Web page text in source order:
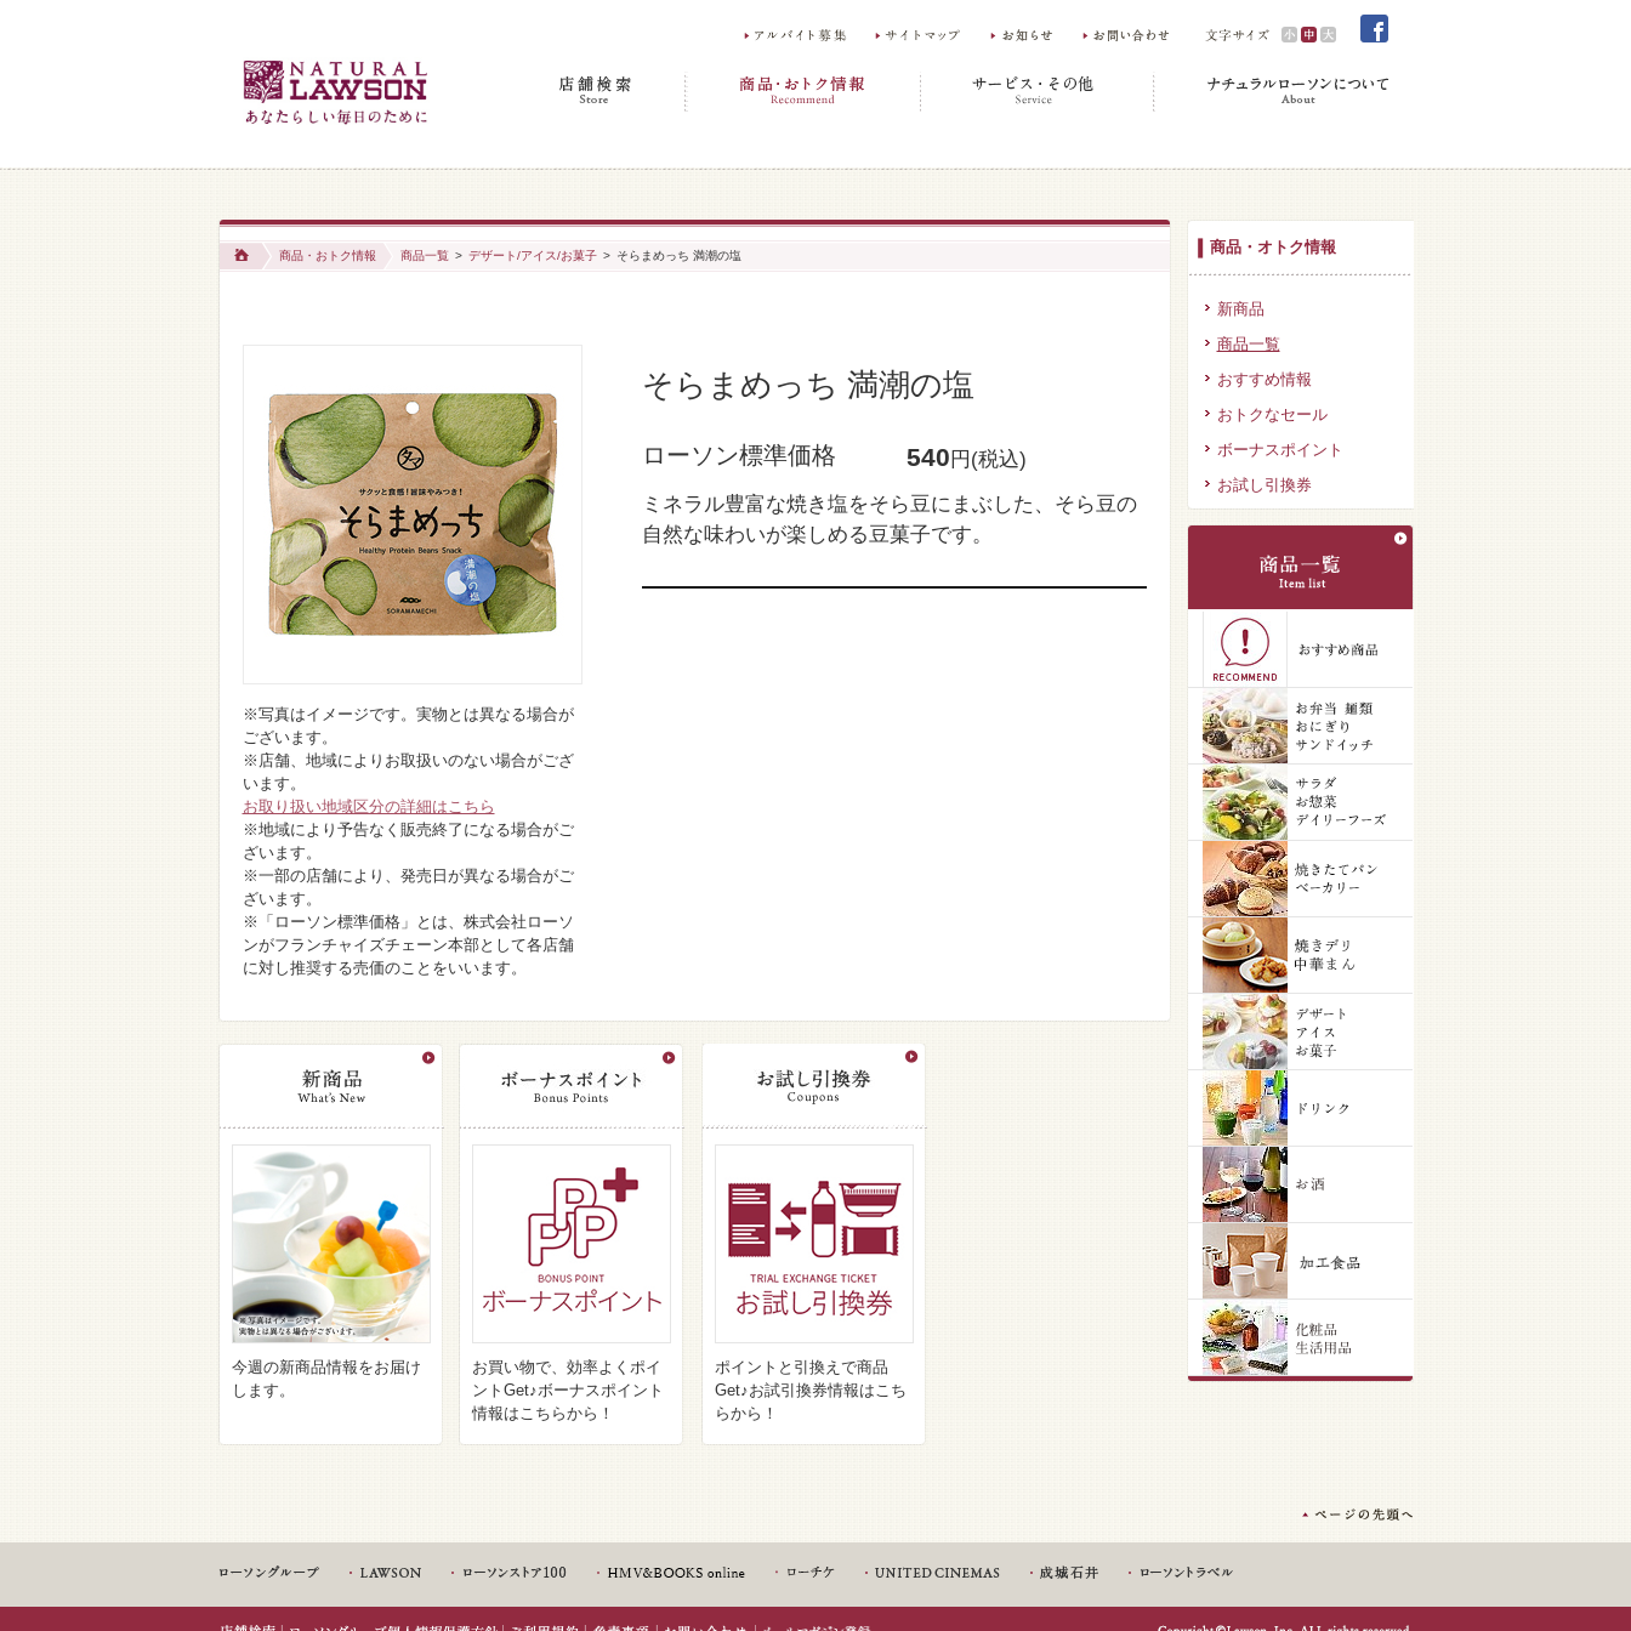
商品・おトク情報 商品一覧 > デザート/アイス/お菓子 > そらまめっち 満潮の塩
そらまめっち 満潮の塩
ローソン標準価格 540 円(税込)
ミネラル豊富な焼き塩をそら豆にまぶした、そら豆の
自然な味わいが楽しめる豆菓子です。
※写真はイメージです。実物とは異なる場合が
ございます。
※店舗、地域によりお取扱いのない場合がござ
います。
お取り扱い地域区分の詳細はこちら
※地域により予告なく販売終了になる場合がご
ざいます。
※一部の店舗により、発売日が異なる場合がご
ざいます。
※「ローソン標準価格」とは、株式会社ローソ
ンがフランチャイズチェーン本部として各店舗
に対し推奨する売価のことをいいます。
今週の新商品情報をお届け
します。
お買い物で、効率よくポイ
ントGet♪ボーナスポイント
情報はこちらから！
ポイントと引換えで商品
Get♪お試引換券情報はこち
らから！
商品・オトク情報
新商品
商品一覧
おすすめ情報
おトクなセール
ボーナスポイント
お試し引換券